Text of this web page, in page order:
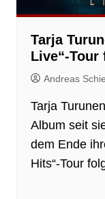
Tarja
Live“-Tour
Andreas
Tarja
Album seit
dem Ende
Hits“-Tour